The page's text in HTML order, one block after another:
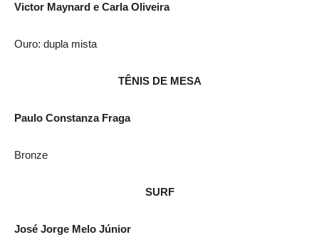
Victor Maynard e Carla Oliveira
Ouro: dupla mista
TÊNIS DE MESA
Paulo Constanza Fraga
Bronze
SURF
José Jorge Melo Júnior